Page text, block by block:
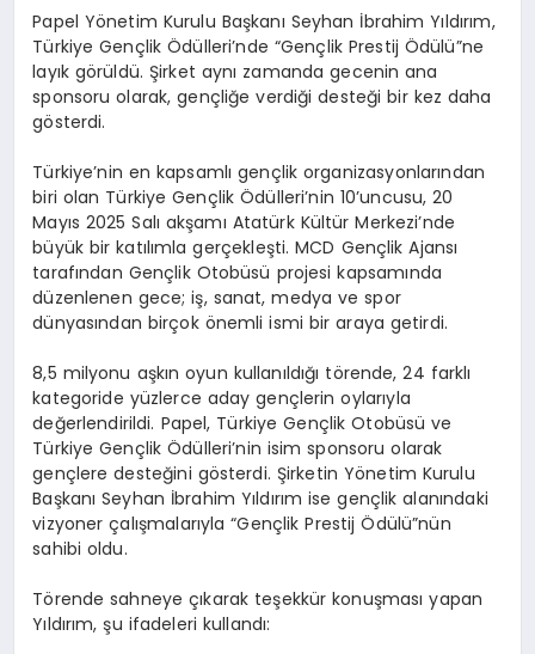
Papel Yönetim Kurulu Başkanı Seyhan İbrahim Yıldırım,
Türkiye Gençlik Ödülleri’nde “Gençlik Prestij Ödülü”ne
layık görüldü. Şirket aynı zamanda gecenin ana
sponsoru olarak, gençliğe verdiği desteği bir kez daha
gösterdi.
Türkiye’nin en kapsamlı gençlik organizasyonlarından
biri olan Türkiye Gençlik Ödülleri’nin 10’uncusu, 20
Mayıs 2025 Salı akşamı Atatürk Kültür Merkezi’nde
büyük bir katılımla gerçekleşti. MCD Gençlik Ajansı
tarafından Gençlik Otobüsü projesi kapsamında
düzenlenen gece; iş, sanat, medya ve spor
dünyasından birçok önemli ismi bir araya getirdi.
8,5 milyonu aşkın oyun kullanıldığı törende, 24 farklı
kategoride yüzlerce aday gençlerin oylarıyla
değerlendirildi. Papel, Türkiye Gençlik Otobüsü ve
Türkiye Gençlik Ödülleri’nin isim sponsoru olarak
gençlere desteğini gösterdi. Şirketin Yönetim Kurulu
Başkanı Seyhan İbrahim Yıldırım ise gençlik alanındaki
vizyoner çalışmalarıyla “Gençlik Prestij Ödülü”nün
sahibi oldu.
Törende sahneye çıkarak teşekkür konuşması yapan
Yıldırım, şu ifadeleri kullandı: